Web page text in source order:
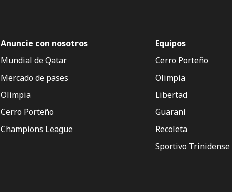
Anuncie con nosotros
Mundial de Qatar
Mercado de pases
Olimpia
Cerro Porteño
Champions League
Equipos
Cerro Porteño
Olimpia
Libertad
Guaraní
Recoleta
Sportivo Trinidense